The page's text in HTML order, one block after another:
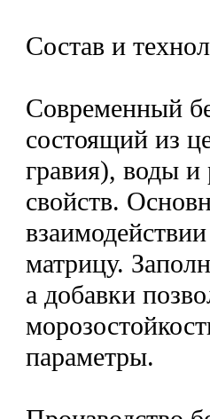
Состав и
Современный
состоящий из
гравия), воды
свойств.
матрицу.
а добавки
параметры.